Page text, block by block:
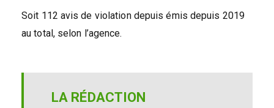
Soit 112 avis de violation depuis émis depuis 2019
au total, selon l’agence.
LA RÉDACTION